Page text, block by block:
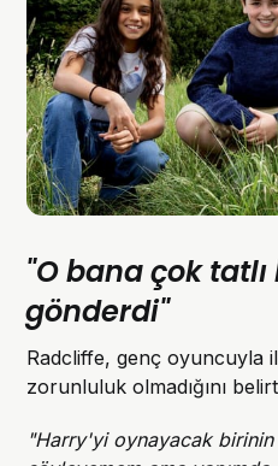
"O bana çok
gönderdi"
Radcliffe, genç oyuncuyla
zorunluluk olmadığını
"Harry'yi oynayacak birinin